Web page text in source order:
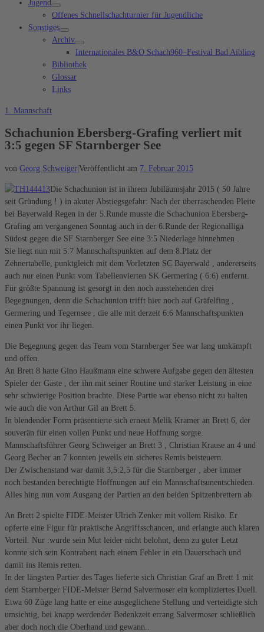
Jugend
Offenes Schnellschachturnier für Jugendliche
Sonstiges
Archiv
Internationales B&O Schach960–Festival Bad Aibling
Bibliothek
Glossar
Links
1. Mannschaft
Schachunion Ebersberg-Grafing verliert mit
3:5 gegen SF Starnberger See
von Georg Schweiger|Veröffentlicht am 7. Februar 2015
Die Schachunion ist in ihrem Jubiläumsjahr 2015 ( 50 Jahre
seit Gründung ! ) in akuter Abstiegsgefahr: Nach der überraschenden Pleite
bei Bayerwald Regen in der 5.Runde musste die Schachunion Ebersberg-
Grafing am vergangenen Sonntag auch in der 6.Runde der Regionalliga
Südost gegen die SF Starnberger See eine 3:5 Niederlage hinnehmen .
Sie liegt nun mit 5:7 Mannschaftspunkten auf dem 8.Platz der
Zehnertabelle, punktgleich mit dem Vorletzten SC Bayerwald , andererseits
auch nur einen Punkt vom Tabellenvierten SK Germering ( 6:6) entfernt.
Für größte Spannung ist gesorgt in den noch ausstehenden drei
Begegnungen, denn die Schachunion trifft hier noch auf Gräfelfing ,
Germering und Tegernsee , die alle mit derzeit 6:6 Mannschaftspunkten
einen Punkt vor ihr liegen.
Die Begegnung gegen das Team vom Starnberger See war lang umkämpft
und offen.
An Brett 8 hatte Gino Haußmann eine schwere Aufgabe gegen den ältesten
Spieler der Gäste , der ihn mit seiner Routine und starker Leistung in eine
sehr schwierige Position brachte. Diese Partie war ebenso nicht zu halten
wie auch die von Arthur Gil an Brett 5.
In blendender Form präsentierte sich erneut Melik Kramer an Brett 6, der
souverän für einen vollen Punkt und neue Hoffnung sorgte.
Mannschaftsführer Georg Schweiger an Brett 3 , Christian Krause an 4 und
Georg Becher an 7 konnten jeweils ein sicheres Remis beisteuern.
Der Zwischenstand war damit 3,5:2,5 für die Starnberger , aber immer
noch bestanden berechtigte Hoffnungen auf ein Mannschaftsunentschieden.
Alles hing nun vom Ausgang der Partien an den beiden Spitzenbrettern ab
An Brett 2 spielte FIDE-Meister Ulrich Zenker mit vollem Risiko. Er
opferte eine Figur für praktische Angriffsschancen, und erlangte auch klaren
Vorteil. Nur :wurde sein Mut leider nicht belohnt, denn zu guter Letzt
konnte sich sein Kontrahent nach einem Fehler in ein Dauerschach und
damit ins Remis retten.
In der längsten Partier des Tages lieferte sich Christian Graf an Brett 1 mit
dem Starnberger FIDE-Meister Bernd Salvermoser ein kompliziertes Duell.
Etwa 60 Züge lang hatte er eine ausgeglichene Stellung und verteidigte sich
umsichtig, bei knapp werdender Bedenkzeit errang Salvermoser schließlich
aber doch noch die Oberhand und gewann..